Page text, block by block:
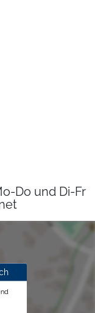
Do und Di-Fr